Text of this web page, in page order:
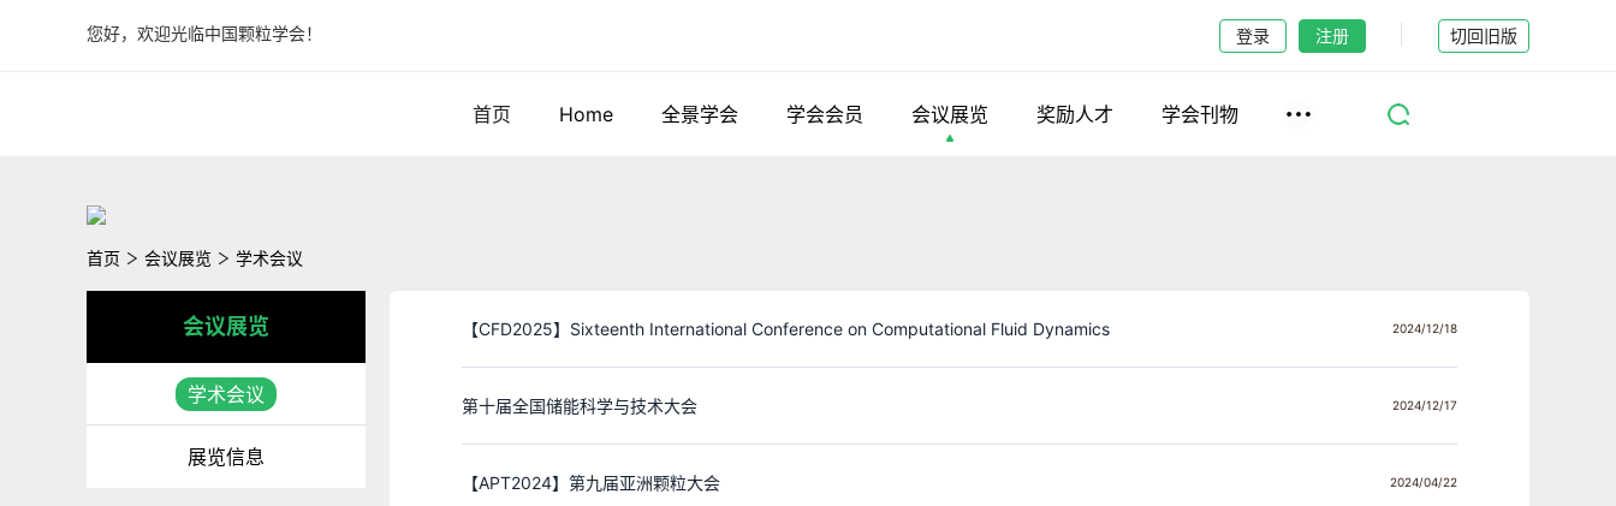
您好，欢迎光临中国颗粒学会！ 登录 注册 切回旧版
首页 Home 全景学会 学会会员 会议展览 奖励人才 学会刊物
首页 会议展览 学术会议
会议展览
学术会议
展览信息
【CFD2025】Sixteenth International Conference on Computational Fluid Dynamics 2024/12/18
第十届全国储能科学与技术大会 2024/12/17
【APT2024】第九届亚洲颗粒大会 2024/04/22